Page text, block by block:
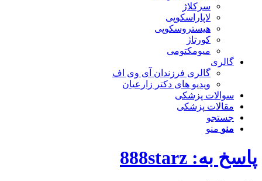
سرکلاژ
لاپاراسکوپی
هیستروسکوپی
کورتاژ
میومکتومی
گالری
گالری فرزندان آی وی اف
ویدیو های دکتر زارعیان
سوالات پزشکی
مقالات پزشکی
جستجو
منو منو
پاسخ به: 888starz